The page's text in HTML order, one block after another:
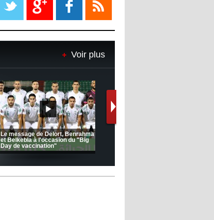
Le Barça savoure sa première
place et chambre le Real Madrid
de matchs"
12:39 - 2022/11/06
Real : Les dirigeants veulent le
départ d'Hazard cet hiver
Voir plus
(Coupe de la CAF) Nkana FC 1 -
CRB 0